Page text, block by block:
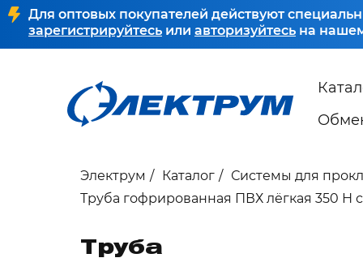
Для оптовых покупателей действуют
зарегистрируйтесь или авторизуйтесь на
Электрум Каталог Системы для
Труба гофрированная ПВХ лёгкая 350 Н
Труба